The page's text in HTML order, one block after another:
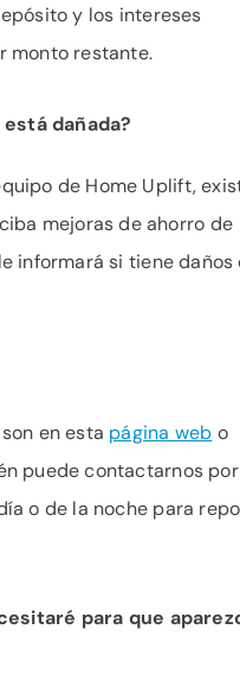
y los intereses
monto restante.
dañada?
de Home Uplift,
mejoras de ahorro de
informará si tiene daños
en esta página web o
puede contactarnos por
o de la noche para
para que